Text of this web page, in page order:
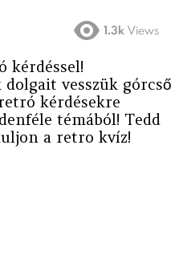
1.3k Views
kérdéssel!
vesszük górcső
kérdésekre
témából! Tedd
a retro kvíz!